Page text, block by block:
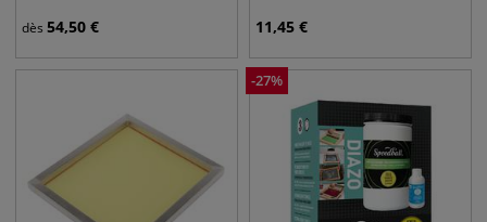
dès 54,50 € 11,45 €
-27%